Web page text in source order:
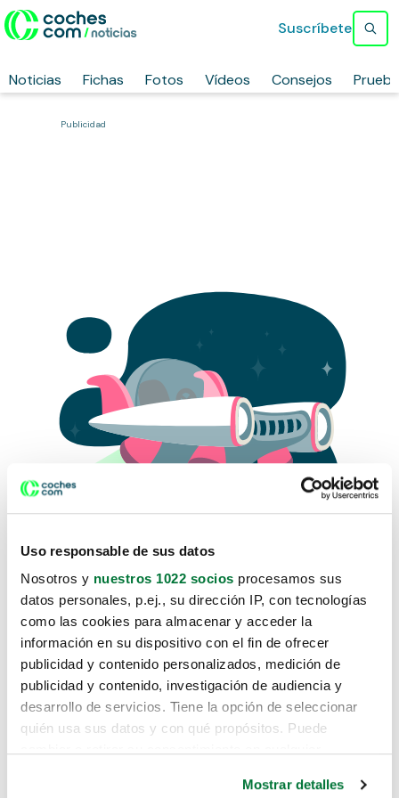
Uso responsable de sus datos
Nosotros y nuestros 1022 socios procesamos sus
datos personales, p.ej., su dirección IP, con tecnologías
como las cookies para almacenar y acceder la
información en su dispositivo con el fin de ofrecer
publicidad y contenido personalizados, medición de
publicidad y contenido, investigación de audiencia y
desarrollo de servicios. Tiene la opción de seleccionar
quién usa sus datos y con qué propósitos. Puede
Mostrar detalles
Noticias Fichas Fotos Vídeos Consejos
Suscríbete
Publicidad
Lo sentimos, no sabemos como
te hemos traido hasta aquí.
Pero puedes encontrar el coche que estás
buscando en alguno de estos enlaces: